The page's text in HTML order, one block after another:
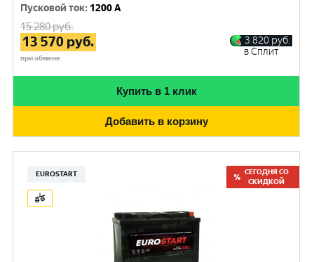
Пусковой ток: 1200 A
15 280руб.
13 570 руб.
при обмене
3 820 руб.
в Сплит
Купить в 1 клик
Добавить в корзину
EUROSTART
СЕГОДНЯ СО
СКИДКОЙ